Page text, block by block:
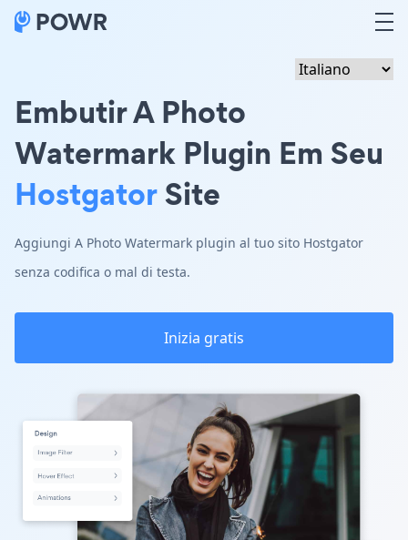
Embutir A Photo
Watermark Plugin Em Seu
HostgatorSite
Aggiungi A Photo Watermark plugin al tuo sito Hostgator
senza codifica o mal di testa.
Inizia gratis